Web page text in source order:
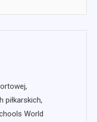
piłkarskich,
World